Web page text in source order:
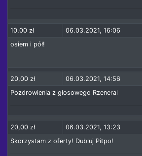
10,00 zł 06.03.2021, 16:06
osiem i pół!
20,00 zł 06.03.2021, 14:56
Pozdrowienia z głosowego Rzeneral
20,00 zł 06.03.2021, 13:23
Skorzystam z oferty! Dubluj Pitpo!